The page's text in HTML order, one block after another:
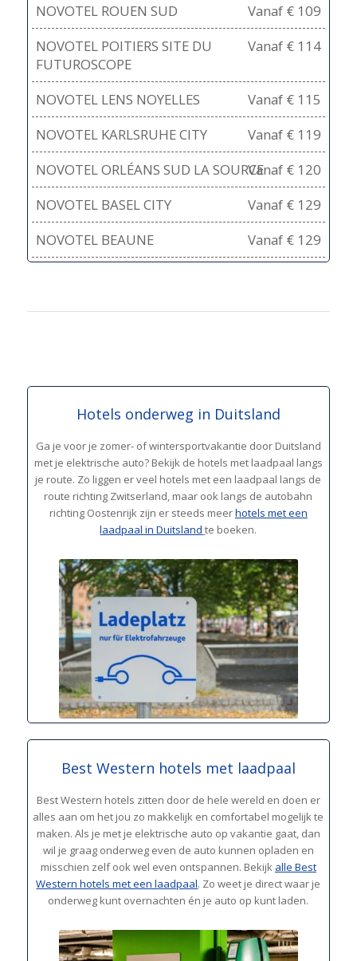
NOVOTEL ROUEN SUD
Vanaf € 109
NOVOTEL POITIERS SITE DU
FUTUROSCOPE
Vanaf € 114
NOVOTEL LENS NOYELLES
Vanaf € 115
NOVOTEL KARLSRUHE CITY
Vanaf € 119
NOVOTEL ORLÉANS SUD LA SOURCEVanaf € 120
NOVOTEL BASEL CITY
Vanaf € 129
NOVOTEL BEAUNE
Vanaf € 129
Hotels onderweg in Duitsland
Ga je voor je zomer- of wintersportvakantie door Duitsland
met je elektrische auto? Bekijk de hotels met laadpaal langs
je route. Zo liggen er veel hotels met een laadpaal langs de
route richting Zwitserland, maar ook langs de autobahn
richting Oostenrijk zijn er steeds meerhotels met een
laadpaal in Duitsland te boeken.
Best Western hotels met laadpaal
Best Western hotels zitten door de hele wereld en doen er
alles aan om het jou zo makkelijk en comfortabel mogelijk te
maken. Als je met je elektrische auto op vakantie gaat, dan
wil je graag onderweg even de auto kunnen opladen en
misschien zelf ook wel even ontspannen. Bekijk alle Best
Western hotels met een laadpaal. Zo weet je direct waar je
onderweg kunt overnachten én je auto op kunt laden.